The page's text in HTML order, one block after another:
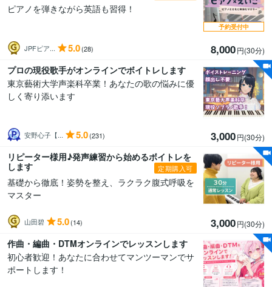
ピアノを弾きながら英語も習得！
JPFピア... 5.0(28) 8,000円(30分)
予約受付中
プロの現役歌手がオンラインでボイトレします
東京藝術大学声楽科卒業！あなたの歌の悩みに優
しく寄り添います
安野心子【... 5.0(231) 3,000円(30分)
リピーター様用♪発声練習から始めるボイトレを
します
定期購入可
基礎から徹底！姿勢を整え、ラクラク腹式呼吸を
マスター
山田碧 5.0(14) 3,000円(30分)
作曲・編曲・DTMオンラインでレッスンします
初心者歓迎！あなたに合わせてマンツーマンでサ
ポートします！